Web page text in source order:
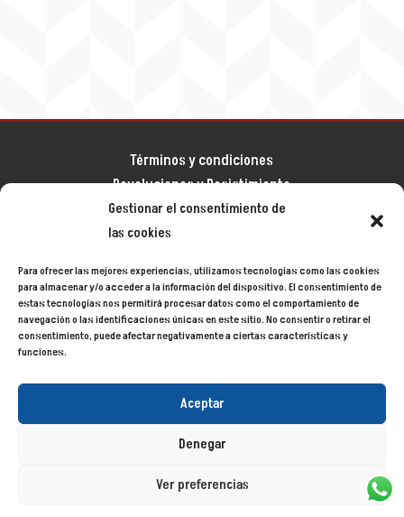
Gestionar el consentimiento de
las cookies
Para ofrecer las mejores experiencias, utilizamos tecnologías como las cookies
para almacenar y/o acceder a la información del dispositivo. El consentimiento de
estas tecnologías nos permitirá procesar datos como el comportamiento de
navegación o las identificaciones únicas en este sitio. No consentir o retirar el
consentimiento, puede afectar negativamente a ciertas características y
funciones.
Aceptar
Denegar
Ver preferencias
Términos y condiciones
Devoluciones y Desistimiento
Aviso legal
Política de privacidad
Mapa del sitio
Siecycling